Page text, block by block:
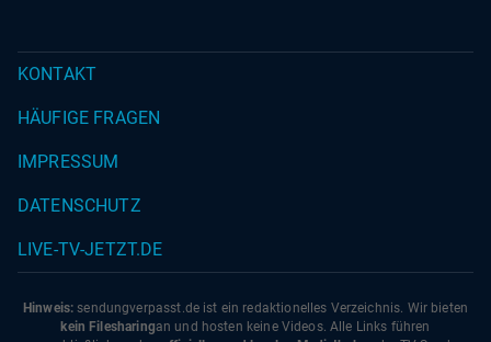
KONTAKT
HÄUFIGE FRAGEN
IMPRESSUM
DATENSCHUTZ
LIVE-TV-JETZT.DE
Hinweis: sendungverpasst.de ist ein redaktionelles Verzeichnis. Wir bieten
kein Filesharingan und hosten keine Videos. Alle Links führen